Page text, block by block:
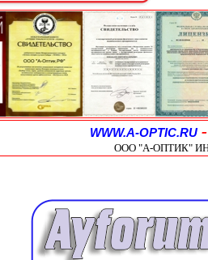
WWW.A-OPTIC.RU -
ООО "А-ОПТИК" ИНН